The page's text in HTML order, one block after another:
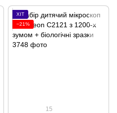
ХІТ
−21%
15